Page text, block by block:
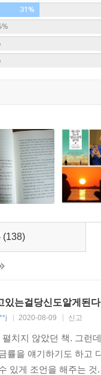
다네.”
제들은 지나갈 것이
고 산책도 하고 말이야
라. 다른 것들을 포기
삶에서 가장 빛나는
칠지 여행을 갈지를 두
작게 생각하라. 단순
간의 소소한 기쁨들
에 마시는 커피 한
, 라디오에서 흘러나오
득하게 되고 더욱 행
하는 것은 나이를 불문
’에 근거하고 있기 때문
가 온다》 저자
알게 된다면》은 정
에 한 권의 책에 담아
이 운명을 이기는 힘
리에게 가르쳐 줄 것
(Amy Dickinson)
31%
(138)
있는걸당신도알게된
2020-08-09 신고
치지 않았던 책. 그런
률을 얘기하기도 하고
있게 조언을 해주는